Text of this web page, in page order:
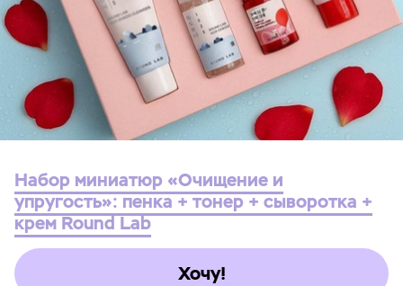
Набор миниатюр «Очищение и
упругость»: пенка + тонер + сыворотка +
крем Round Lab
Хочу!